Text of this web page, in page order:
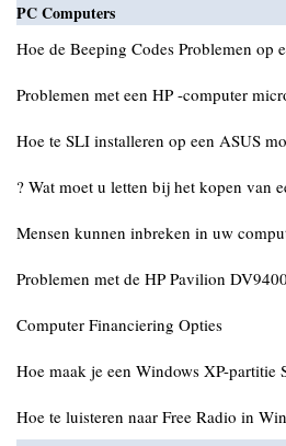
PC Computers
Hoe de Beeping Codes Problemen op
Problemen met een HP -computer
Hoe te SLI installeren op een ASUS
? Wat moet u letten bij het kopen van
Mensen kunnen inbreken in uw
Problemen met de HP Pavilion DV9400
Computer Financiering Opties
Hoe maak je een Windows XP-partitie
Hoe te luisteren naar Free Radio in